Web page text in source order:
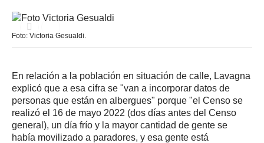
Foto: Victoria Gesualdi.
En relación a la población en situación de calle, Lavagna
explicó que a esa cifra se "van a incorporar datos de
personas que están en albergues" porque "el Censo se
realizó el 16 de mayo 2022 (dos días antes del Censo
general), un día frío y la mayor cantidad de gente se
había movilizado a paradores, y esa gente está